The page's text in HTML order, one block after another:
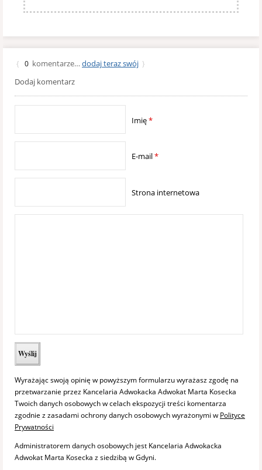
{ 0 komentarze… dodaj teraz swój }
Dodaj komentarz
Imię*
E-mail*
Strona internetowa
Wyrażając swoją opinię w powyższym formularzu wyrażasz zgodę na
przetwarzanie przez Kancelaria Adwokacka Adwokat Marta Kosecka
Twoich danych osobowych w celach ekspozycji treści komentarza
zgodnie z zasadami ochrony danych osobowych wyrażonymi w Polityce
Prywatności
Administratorem danych osobowych jest Kancelaria Adwokacka
Adwokat Marta Kosecka z siedzibą w Gdyni.